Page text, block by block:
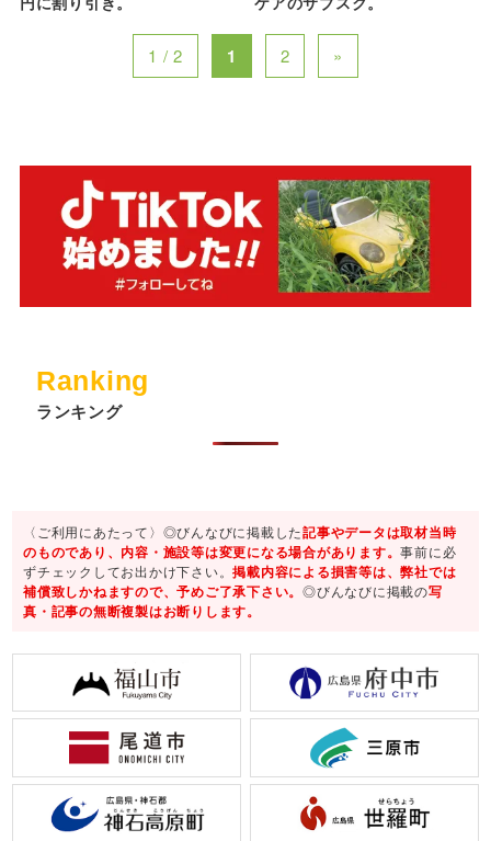
1 / 2 1 2 »
Ranking
ランキング
〈ご利用にあたって〉◎びんなびに掲載した記事やデータは取材当時
のものであり、内容・施設等は変更になる場合があります。事前に必
ずチェックしてお出かけ下さい。掲載内容による損害等は、弊社では
補償致しかねますので、予めご了承下さい。◎びんなびに掲載の写
真・記事の無断複製はお断りします。